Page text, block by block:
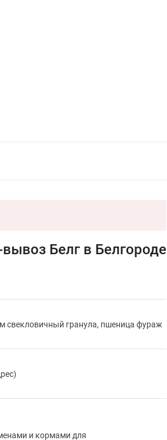
Белг в Белгороде
свекловичный гранула, пшеница фураж
и кормами для